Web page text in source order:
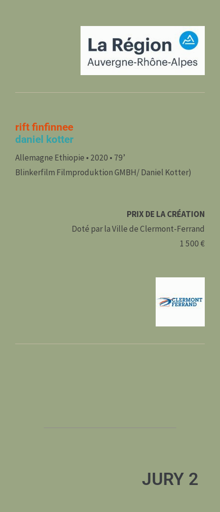
rift finfinnee
daniel kotter
Allemagne Ethiopie • 2020 • 79’
Blinkerfilm Filmproduktion GMBH/ Daniel Kotter)
PRIX DE LA CRÉATION
Doté par la Ville de Clermont-Ferrand
1 500 €
JURY 2